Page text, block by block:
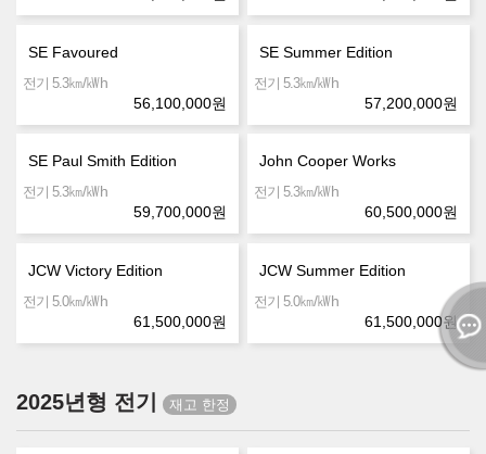
SE Favoured
전기 5.3㎞/㎾h
56,100,000원
SE Summer Edition
전기 5.3㎞/㎾h
57,200,000원
SE Paul Smith Edition
전기 5.3㎞/㎾h
59,700,000원
John Cooper Works
전기 5.3㎞/㎾h
60,500,000원
JCW Victory Edition
전기 5.0㎞/㎾h
61,500,000원
JCW Summer Edition
전기 5.0㎞/㎾h
61,500,000원
2025년형 전기